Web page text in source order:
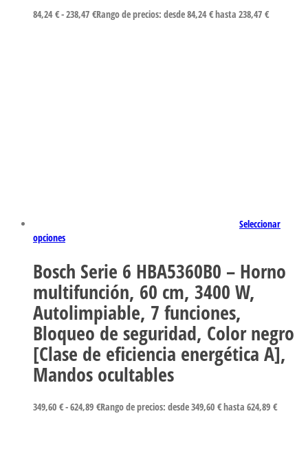
84,24€-238,47 €Rango de precios: desde 84,24 € hasta 238,47 €
Seleccionar
opciones
Bosch Serie 6 HBA5360B0 – Horno
multifunción, 60 cm, 3400 W,
Autolimpiable, 7 funciones,
Bloqueo de seguridad, Color negro
[Clase de eficiencia energética A],
Mandos ocultables
349,60 €-624,89 €Rango de precios: desde 349,60 € hasta 624,89 €